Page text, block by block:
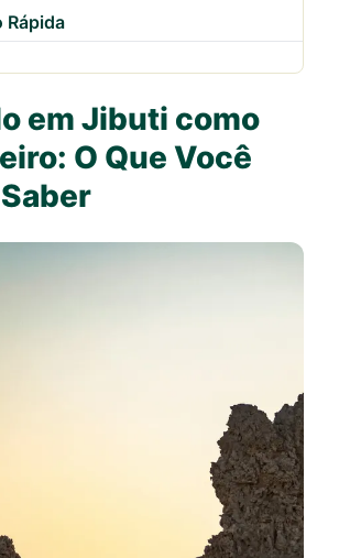
Rápida
em Jibuti como
O Que Você